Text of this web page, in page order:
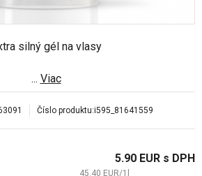
silný gél na vlasy
... Viac
Číslo produktu:i595_81641559
5.90 EUR s DPH
45.40 EUR/1